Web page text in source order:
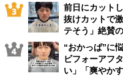
前日にカット
抜けカットで
テそう」絶賛
“おかっぱ”に
ビフォーアフ
い」「爽やか